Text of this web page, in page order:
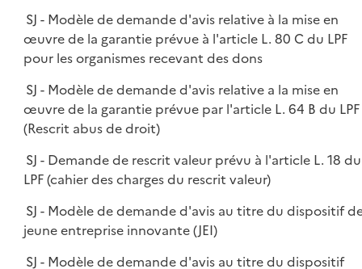
SJ - Modèle de demande d'avis relative à la mise en
œuvre de la garantie prévue à l'article L. 80 C du LPF
pour les organismes recevant des dons
SJ - Modèle de demande d'avis relative a la mise en
œuvre de la garantie prévue par l'article L. 64 B du LPF
(Rescrit abus de droit)
SJ - Demande de rescrit valeur prévu à l'article L. 18 du
LPF (cahier des charges du rescrit valeur)
SJ - Modèle de demande d'avis au titre du dispositif
jeune entreprise innovante (JEI)
SJ - Modèle de demande d'avis au titre du dispositif